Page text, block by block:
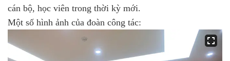
cán bộ, học viên trong thời kỳ mới.
Một số hình ảnh của đoàn công tác: